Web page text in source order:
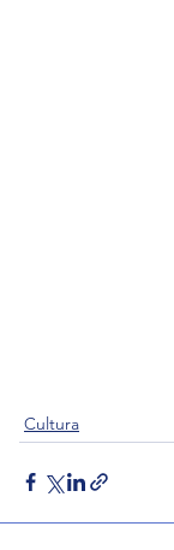
Cultura